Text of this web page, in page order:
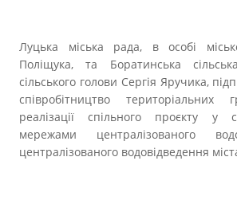
Луцька міська рада, в особі
Поліщука, та Боратинська
сільського голови Сергія Яручика,
співробітництво
реалізації спільного проєкту у
мережами централізованого
централізованого водовідведення